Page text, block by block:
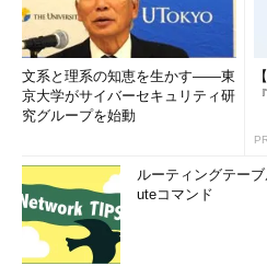
画面1 /dataを/backup/
ころ処理実行前に2種類のラベル
文系と理系の知恵を生かす――東
京大学がサイバーセキュリティ研
究グループを始動
ルーティングテー
uteコマンド